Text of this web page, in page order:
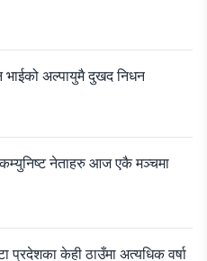
भाईको अल्पायुमै दुखद निधन
नेताहरु आज एकै मञ्चमा
प्रदेशका केही ठाउँमा अत्यधिक वर्षा